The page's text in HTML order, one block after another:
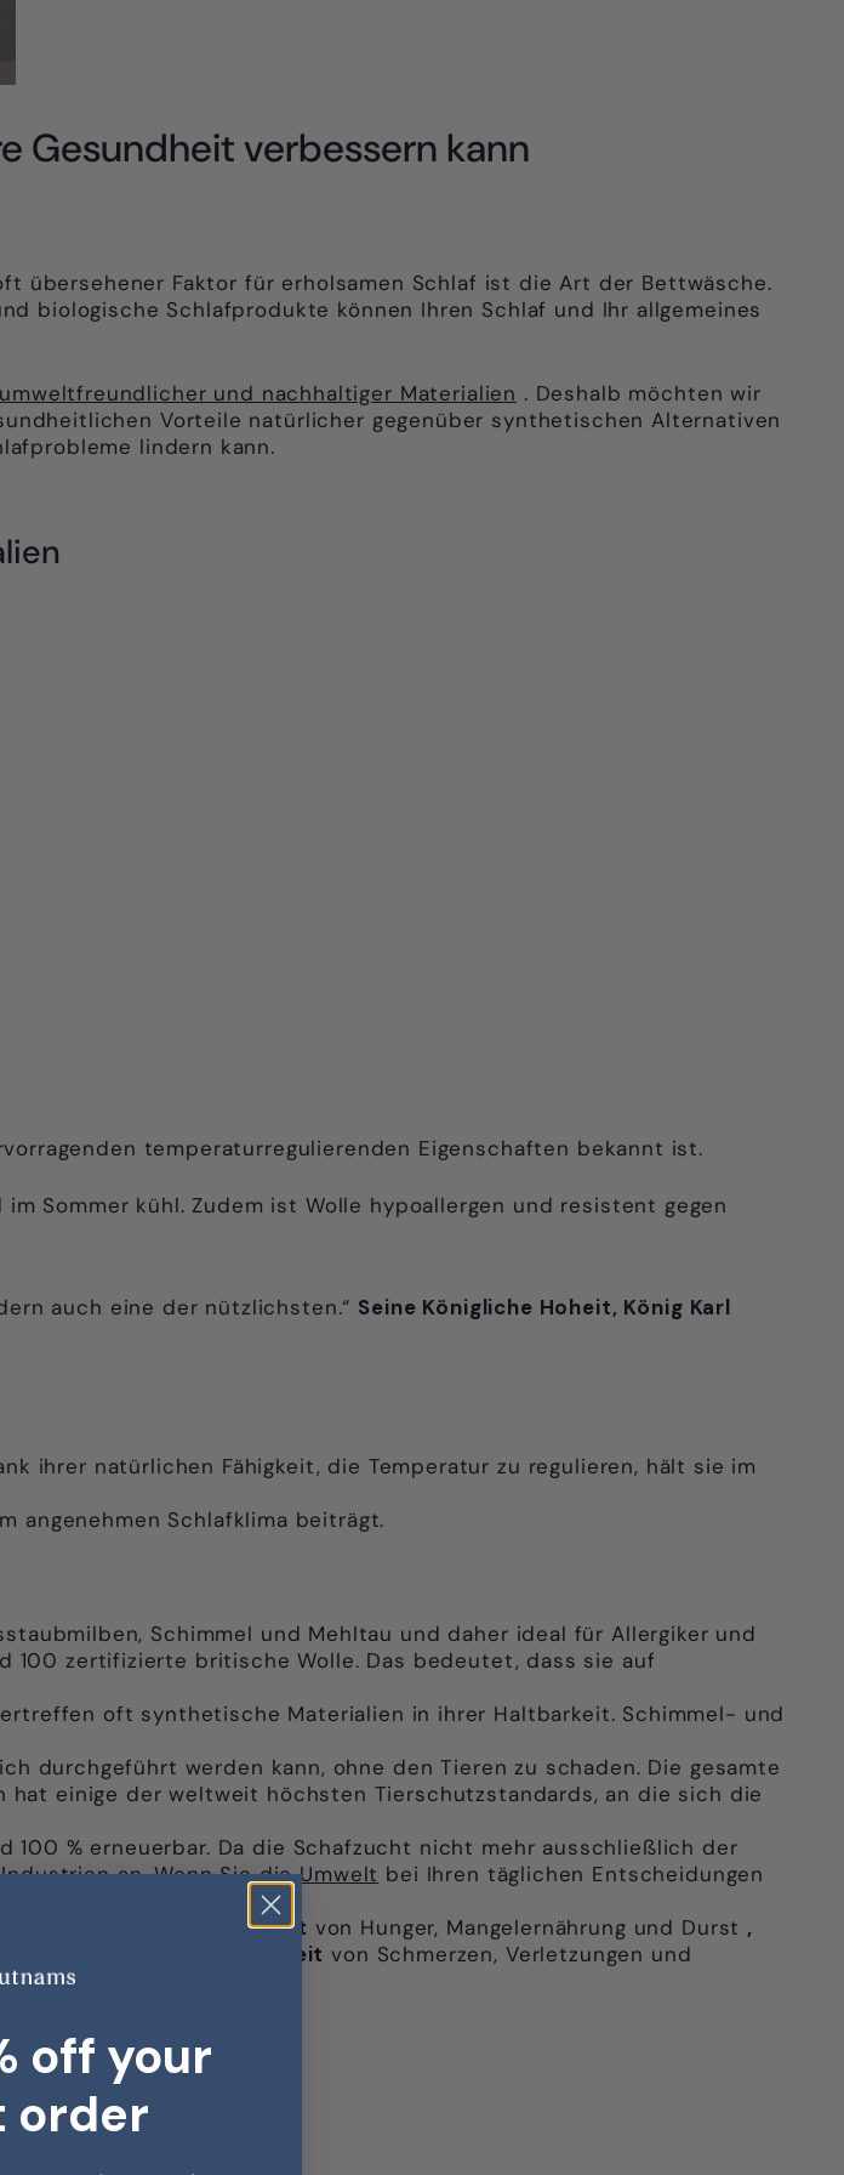
Gesundheit verbessern kann
übersehener Faktor für erholsamen Schlaf ist die Art der Bettwäsche.
biologische Schlafprodukte können Ihren Schlaf und Ihr allgemeines
und nachhaltiger Materialien . Deshalb möchten wir
Vorteile natürlicher gegenüber synthetischen Alternativen
lindern kann.
temperaturregulierenden Eigenschaften bekannt ist.
Sommer kühl. Zudem ist Wolle hypoallergen und resistent gegen
auch eine der nützlichsten.“ Seine Königliche Hoheit, König Karl
ihrer natürlichen Fähigkeit, die Temperatur zu regulieren, hält sie im
angenehmen Schlafklima beiträgt.
Schimmel und Mehltau und daher ideal für Allergiker und
100 zertifizierte britische Wolle. Das bedeutet, dass sie auf
oft synthetische Materialien in ihrer Haltbarkeit. Schimmel- und
durchgeführt werden kann, ohne den Tieren zu schaden. Die gesamte
hat einige der weltweit höchsten Tierschutzstandards, an die sich die
100 % erneuerbar. Da die Schafzucht nicht mehr ausschließlich der
an. Wenn Sie dieUmwelt bei Ihren täglichen Entscheidungen
fünf Freiheiten: Freiheit von Hunger, Mangelernährung und Durst,
Unbehagen, Freiheit von Schmerzen, Verletzungen und
off your
order